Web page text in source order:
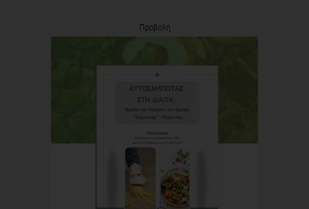
Προβολή